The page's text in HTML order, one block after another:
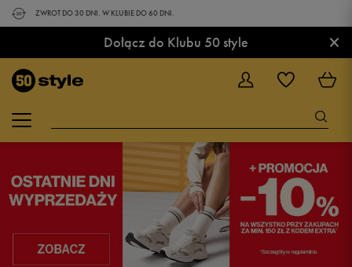
ZWROT DO 30 DNI. W KLUBIE DO 60 DNI.
Dołącz do Klubu 50 style ×